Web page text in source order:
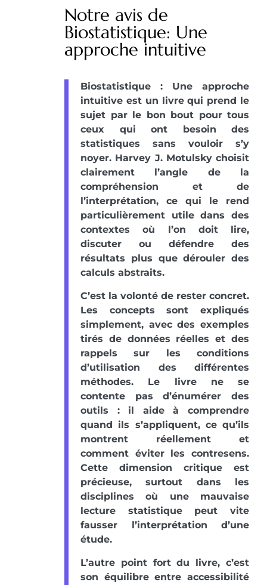
Notre avis de
Biostatistique: Une
approche intuitive
Biostatistique : Une approche
intuitive est un livre qui prend le
sujet par le bon bout pour tous
ceux qui ont besoin des
statistiques sans vouloir s’y
noyer. Harvey J. Motulsky choisit
clairement l’angle de la
compréhension et de
l’interprétation, ce qui le rend
particulièrement utile dans des
contextes où l’on doit lire,
discuter ou défendre des
résultats plus que dérouler des
calculs abstraits.
C’est la volonté de rester concret.
Les concepts sont expliqués
simplement, avec des exemples
tirés de données réelles et des
rappels sur les conditions
d’utilisation des différentes
méthodes. Le livre ne se
contente pas d’énumérer des
outils : il aide à comprendre
quand ils s’appliquent, ce qu’ils
montrent réellement et
comment éviter les contresens.
Cette dimension critique est
précieuse, surtout dans les
disciplines où une mauvaise
lecture statistique peut vite
fausser l’interprétation d’une
étude.
L’autre point fort du livre, c’est
son équilibre entre accessibilité